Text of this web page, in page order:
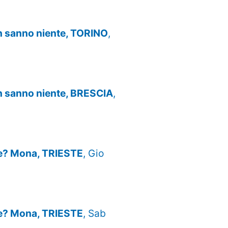
niente, TORINO,
niente, BRESCIA,
Mona, TRIESTE, Gio
Mona, TRIESTE, Sab